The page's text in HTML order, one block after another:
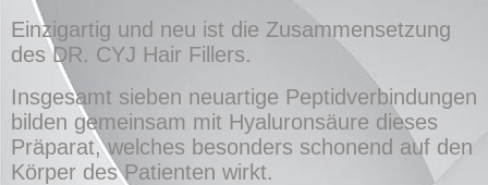
Einzigartig und neu ist die Zusammensetzung
des DR. CYJ Hair Fillers.
Insgesamt sieben neuartige Peptidverbindungen
bilden gemeinsam mit Hyaluronsäure dieses
Präparat, welches besonders schonend auf den
Körper des Patienten wirkt.